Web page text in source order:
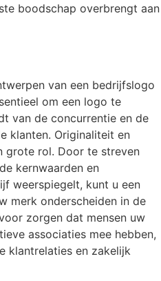
boodschap overbrengt aan
van een bedrijfslogo
om een logo te
van de concurrentie en de
klanten. Originaliteit en
grote rol. Door te streven
kernwaarden en
weerspiegelt, kunt u een
merk onderscheiden in de
zorgen dat mensen uw
associaties mee hebben,
klantrelaties en zakelijk